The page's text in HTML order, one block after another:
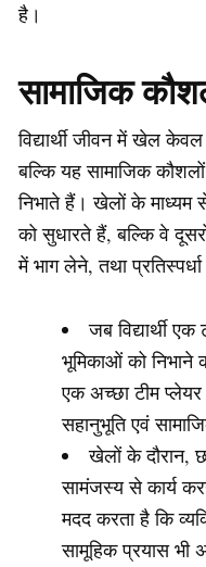
है।
सामाजिक
विद्यार्थी जीवन में खेल केवल
बल्कि यह सामाजिक
निभाते हैं। खेलों के माध्यम
को सुधारते हैं, बल्कि वे
में भाग लेने, तथा
जब विद्यार्थी
भूमिकाओं को
एक अच्छा टीम
सहानुभूति एवं
खेलों के दौरान,
सामंजस्य से कार्य
मदद करता है कि
सामूहिक प्रयास भी